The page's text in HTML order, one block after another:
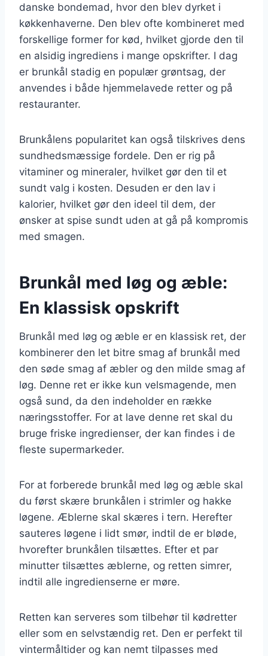
danske bondemad, hvor den blev dyrket i
køkkenhaverne. Den blev ofte kombineret med
forskellige former for kød, hvilket gjorde den til
en alsidig ingrediens i mange opskrifter. I dag
er brunkål stadig en populær grøntsag, der
anvendes i både hjemmelavede retter og på
restauranter.
Brunkålens popularitet kan også tilskrives dens
sundhedsmæssige fordele. Den er rig på
vitaminer og mineraler, hvilket gør den til et
sundt valg i kosten. Desuden er den lav i
kalorier, hvilket gør den ideel til dem, der
ønsker at spise sundt uden at gå på kompromis
med smagen.
Brunkål med løg og æble:
En klassisk opskrift
Brunkål med løg og æble er en klassisk ret, der
kombinerer den let bitre smag af brunkål med
den søde smag af æbler og den milde smag af
løg. Denne ret er ikke kun velsmagende, men
også sund, da den indeholder en række
næringsstoffer. For at lave denne ret skal du
bruge friske ingredienser, der kan findes i de
fleste supermarkeder.
For at forberede brunkål med løg og æble skal
du først skære brunkålen i strimler og hakke
løgene. Æblerne skal skæres i tern. Herefter
sauteres løgene i lidt smør, indtil de er bløde,
hvorefter brunkålen tilsættes. Efter et par
minutter tilsættes æblerne, og retten simrer,
indtil alle ingredienserne er møre.
Retten kan serveres som tilbehør til kødretter
eller som en selvstændig ret. Den er perfekt til
vintermåltider og kan nemt tilpasses med